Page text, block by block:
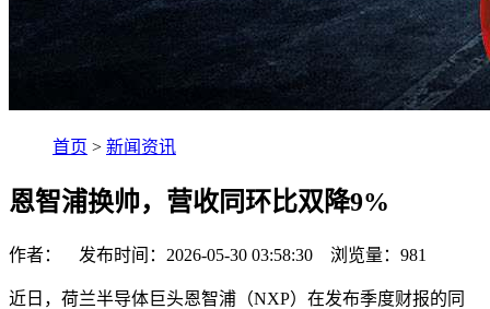
首页 > 新闻资讯
恩智浦换帅，营收同环比双降9%
作者： 发布时间：2026-05-30 03:58:30 浏览量： 981
近日，荷兰半导体巨头恩智浦（NXP）在发布季度财报的同